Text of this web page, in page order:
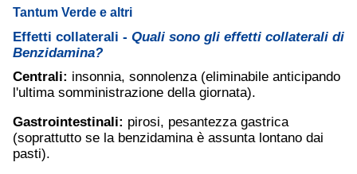
Tantum Verde e altri
Effetti collaterali - Quali sono gli effetti collaterali di
Benzidamina?
Centrali: insonnia, sonnolenza (eliminabile anticipando
l'ultima somministrazione della giornata).
Gastrointestinali: pirosi, pesantezza gastrica
(soprattutto se la benzidamina è assunta lontano dai
pasti).